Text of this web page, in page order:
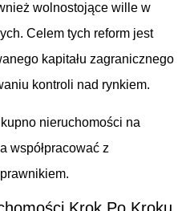
wolnostojące wille w
Celem tych reform jest
kapitału zagranicznego
kontroli nad rynkiem.
nieruchomości na
współpracować z